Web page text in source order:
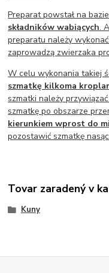
Preparat powstał na bazie
składników wabiących.
preparatu należy wykonać
zaprowadzą zwierzaka
W celu wykonania takiej
szmatkę kilkoma
szmatki należy
szmatkę po obszarze
kierunkiem wprost do
pozostawić szmatkę
Tovar zaradený v
Kuny